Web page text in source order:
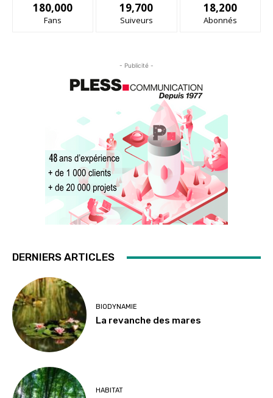
180,000
Fans
19,700
Suiveurs
18,200
Abonnés
- Publicité -
DERNIERS ARTICLES
BIODYNAMIE
La revanche des mares
HABITAT